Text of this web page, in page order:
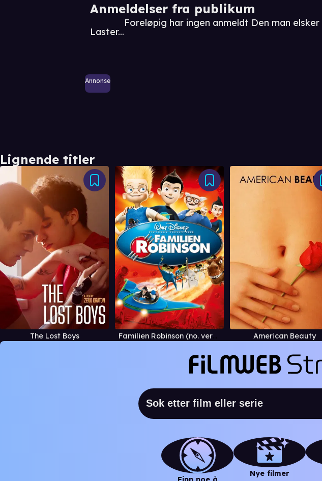
Anmeldelser fra publikum
Laster...
Foreløpig har ingen anmeldt Den man elsker
Annonse
Lignende titler
The Lost Boys Familien Robinson (no. versjon) American Beauty
Nye filmer